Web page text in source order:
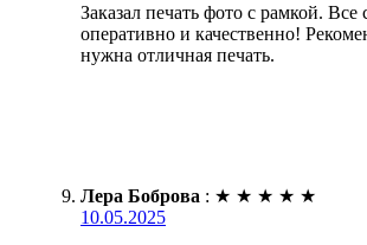
Заказал печать фото с рамкой. Все
оперативно и качественно!
нужна отличная печать.
Лера Боброва : ★ ★ ★ ★ ★
10.05.2025